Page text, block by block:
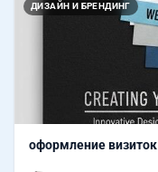
ДИЗАЙН И БРЕНДИНГ
оформление визиток